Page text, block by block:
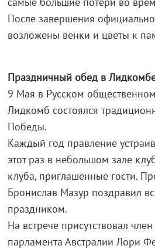
После завершения
возложены венки и цветы к
Праздничный обед в
9 Мая в Русском
Лидкомб состоялся
Победы.
Каждый год правление
этот раз в небольшом зале
клуба, приглашенные гости.
Бронислав Мазур поздравил
праздником.
На встрече присутствовал
парламента Австралии Лори